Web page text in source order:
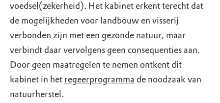
voedsel(zekerheid). Het kabinet erkent terecht dat
de mogelijkheden voor landbouw en visserij
verbonden zijn met een gezonde natuur, maar
verbindt daar vervolgens geen consequenties aan.
Door geen maatregelen te nemen ontkent dit
kabinet in het regeerprogramma de noodzaak van
natuurherstel.